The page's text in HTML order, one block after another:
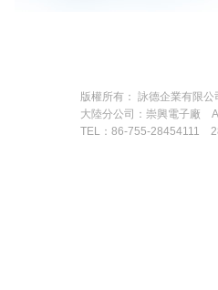
版權所有： 詠德企業有
大陸分公司：崇興電子廠
TEL：86-755-28454111